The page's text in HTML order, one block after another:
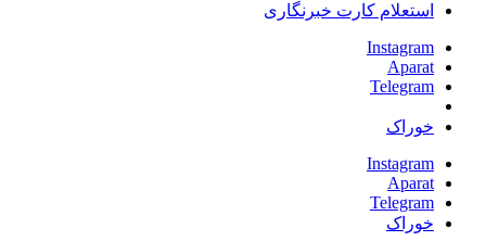
استعلام کارت خبرنگاری
Instagram
Aparat
Telegram
خوراک
Instagram
Aparat
Telegram
خوراک